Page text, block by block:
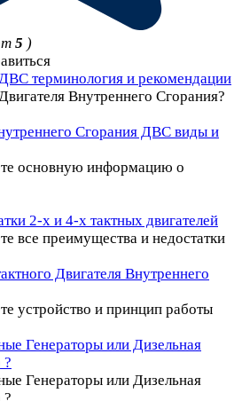
5 )
терминология и рекомендации
Внутреннего Сгорания?
Сгорания ДВС виды и
основную информацию о
2-х и 4-х тактных двигателей
все преимущества и недостатки
Двигателя Внутреннего
устройство и принцип работы
Генераторы или Дизельная
?
Генераторы или Дизельная